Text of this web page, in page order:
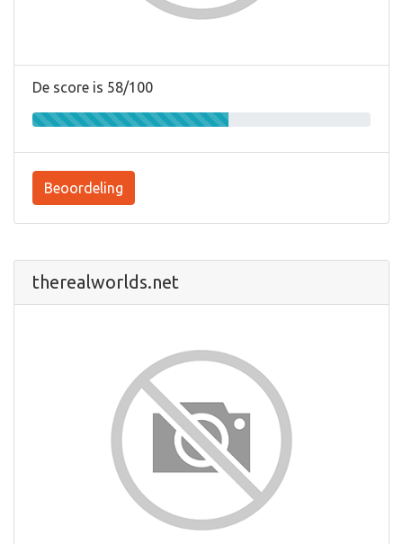
De score is 58/100
Beoordeling
therealworlds.net